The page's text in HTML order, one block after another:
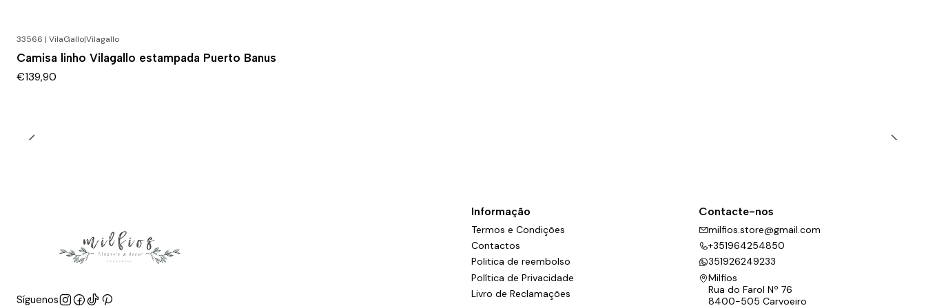
33566 | VilaGallo|Vilagallo
Camisa linho Vilagallo estampada Puerto Banus
€139,90
Síguenos
Informação
Termos e Condições
Contactos
Politica de reembolso
Política de Privacidade
Livro de Reclamações
Contacte-nos
milfios.store@gmail.com
+351964254850
351926249233
Milfios
Rua do Farol Nº 76
8400-505 Carvoeiro